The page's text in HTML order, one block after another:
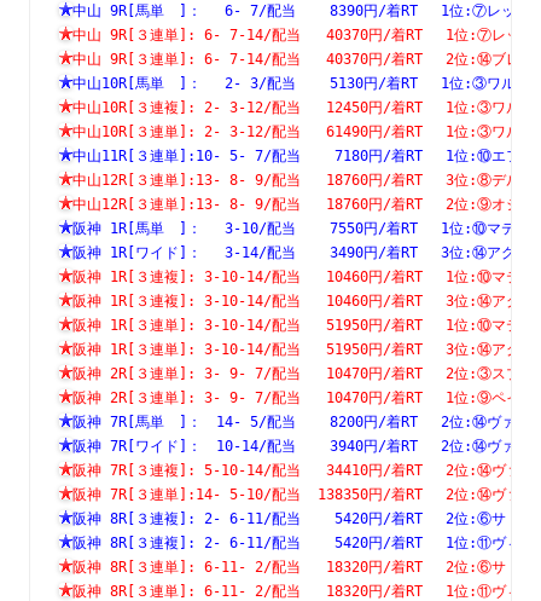
中山 9R[馬単　]：　 6- 7/配当    8390円/着RT　 1位:⑦レッドヴ
中山 9R[３連単]: 6- 7-14/配当   40370円/着RT　 1位:⑦レッドヴ
中山 9R[３連単]: 6- 7-14/配当   40370円/着RT　 2位:⑭ブレーク
中山10R[馬単　]：　 2- 3/配当    5130円/着RT　 1位:③ワルツフ
中山10R[３連複]: 2- 3-12/配当   12450円/着RT　 1位:③ワルツフ
中山10R[３連単]: 2- 3-12/配当   61490円/着RT　 1位:③ワルツフ
中山11R[３連単]:10- 5- 7/配当    7180円/着RT　 1位:⑩エフ
中山12R[３連単]:13- 8- 9/配当   18760円/着RT　 3位:⑧デルマカ
中山12R[３連単]:13- 8- 9/配当   18760円/着RT　 2位:⑨オシリス
阪神 1R[馬単　]：　 3-10/配当    7550円/着RT　 1位
阪神 1R[ワイド]：　 3-14/配当    3490円/着RT　
阪神 1R[３連複]: 3-10-14/配当   10460円/着RT　 1位
阪神 1R[３連複]: 3-10-14/配当   10460円/着RT　
阪神 1R[３連単]: 3-10-14/配当   51950円/着RT　 1位
阪神 1R[３連単]: 3-10-14/配当   51950円/着RT　
阪神 2R[３連単]: 3- 9- 7/配当   10470円/着RT　 2
阪神 2R[３連単]: 3- 9- 7/配当   10470円/着RT　 1位
阪神 7R[馬単　]：　14- 5/配当    8200円/着RT　
阪神 7R[ワイド]：　10-14/配当    3940円/着RT
阪神 7R[３連複]: 5-10-14/配当   34410円/着RT
阪神 7R[３連単]:14- 5-10/配当  138350円/着RT
阪神 8R[３連複]: 2- 6-11/配当    5420円/着RT　
阪神 8R[３連複]: 2- 6-11/配当    5420円/着RT　
阪神 8R[３連単]: 6-11- 2/配当   18320円/着RT　
阪神 8R[３連単]: 6-11- 2/配当   18320円/着RT